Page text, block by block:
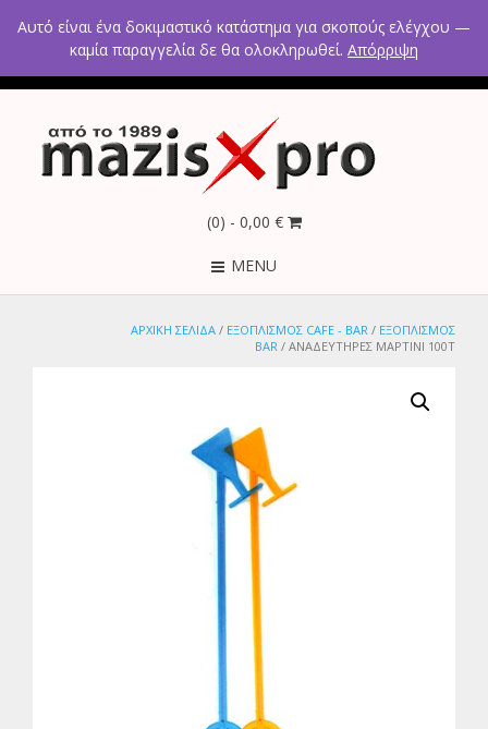
2ο χλμ Κρανιδίου – Πορτοχελίου, Αργολίδα 21300
Τηλέφωνα: 2754021300 – 6946670771 - 6980602291
(0) - 0,00 €
MENU
ΑΡΧΙΚΉ ΣΕΛΊΔΑ / ΕΞΟΠΛΙΣΜΟΣ CAFE - BAR / ΕΞΟΠΛΙΣΜΟΣ
BAR / ΑΝΑΔΕΥΤΗΡΕΣ ΜΑΡΤΙΝΙ 100Τ
Αυτό είναι ένα δοκιμαστικό κατάστημα για σκοπούς ελέγχου —
καμία παραγγελία δε θα ολοκληρωθεί. Απόρριψη